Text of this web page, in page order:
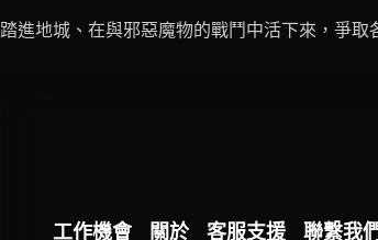
踏進地城、在與邪惡魔物的戰鬥中活下來，爭